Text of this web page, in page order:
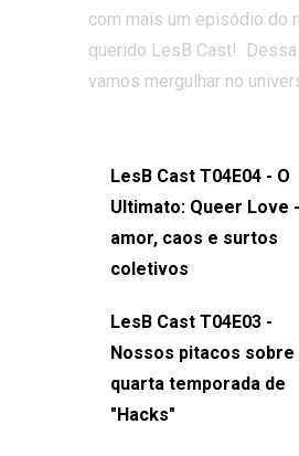
com mais um episódio do
querido LesB Cast! Dessa
vamos mergulhar no
e levantou debates
relacionamentos queer.
gente comentar os melhores
momentos, as maiores
pensar (e rir) sobre amor
também pode participar
conversa mandando
pauta, comentários,
LesB Cast T04E04 - O
Ultimato: Queer Love -
amor, caos e surtos
coletivos
LesB Cast T04E03 -
Nossos pitacos sobre
quarta temporada de
"Hacks"